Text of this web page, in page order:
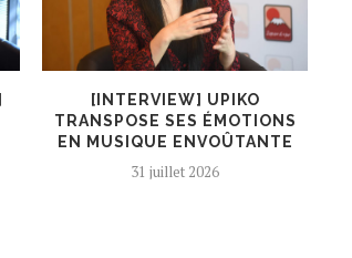
[INTERVIEW] UPIKO
TRANSPOSE SES ÉMOTIONS
EN MUSIQUE ENVOÛTANTE
31 juillet 2026